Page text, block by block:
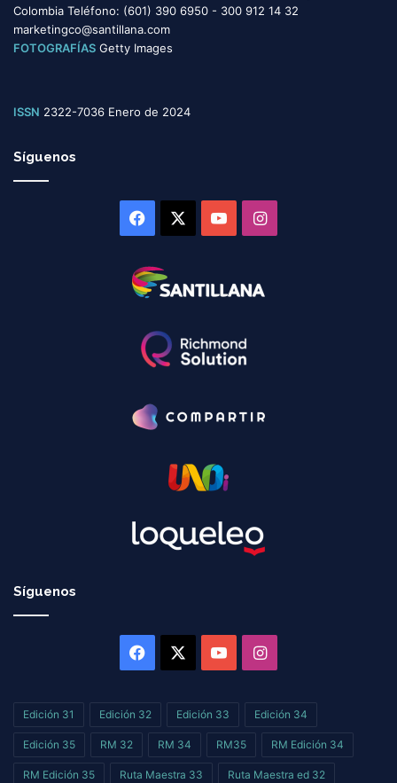
Colombia Teléfono: (601) 390 6950 - 300 912 14 32
marketingco@santillana.com
FOTOGRAFÍAS Getty Images
ISSN 2322-7036 Enero de 2024
Síguenos
Facebook YouTubeInstagram
Síguenos
Facebook YouTubeInstagram
Edición 31 Edición 32 Edición 33 Edición 34
Edición 35 RM 32 RM 34 RM35 RM Edición 34
RM Edición 35 Ruta Maestra 33 Ruta Maestra ed 32